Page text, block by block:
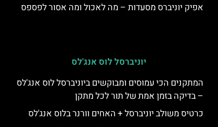
אפיק יוניברס מסעדות – מה לאכול ומה אסור לפספס
יוניברסל לוס אנג'לס
המתקנים הכי עמוסים ומבוקשים ביוניברסל לוס אנג'לס
– בדיקה בזמן אמת של תור לכל מתקן
כרטיס משולב יוניברסל + האחים וורנר בלוס אנג'לס